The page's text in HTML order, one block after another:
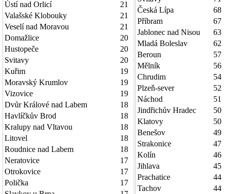
Ústí nad Orlicí
21
Valašské Klobouky
21
Veselí nad Moravou
21
Domažlice
20
Hustopeče
20
Svitavy
20
Kuřim
19
Moravský Krumlov
19
Vizovice
19
Dvůr Králové nad Labem
18
Havlíčkův Brod
18
Kralupy nad Vltavou
18
Litovel
18
Roudnice nad Labem
18
Neratovice
17
Otrokovice
17
Polička
17
Česká Lípa
68
Příbram
67
Jablonec nad Nisou
63
Mladá Boleslav
62
Beroun
57
Mělník
56
Chrudim
54
Plzeň-sever
52
Náchod
51
Jindřichův Hradec
50
Klatovy
50
Benešov
49
Strakonice
47
Kolín
46
Jihlava
45
Prachatice
44
Tachov
44